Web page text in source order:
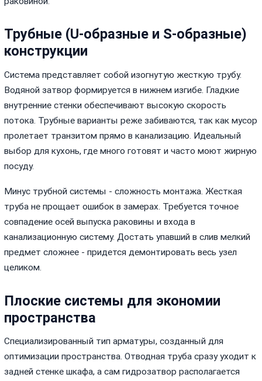
Трубные (U-образные и S-образные)
конструкции
Система представляет собой изогнутую жесткую трубу.
Водяной затвор формируется в нижнем изгибе. Гладкие
внутренние стенки обеспечивают высокую скорость
потока. Трубные варианты реже забиваются, так как мусор
пролетает транзитом прямо в канализацию. Идеальный
выбор для кухонь, где много готовят и часто моют жирную
посуду.
Минус трубной системы - сложность монтажа. Жесткая
труба не прощает ошибок в замерах. Требуется точное
совпадение осей выпуска раковины и входа в
канализационную систему. Достать упавший в слив мелкий
предмет сложнее - придется демонтировать весь узел
целиком.
Плоские системы для экономии
пространства
Специализированный тип арматуры, созданный для
оптимизации пространства. Отводная труба сразу уходит к
задней стенке шкафа, а сам гидрозатвор располагается